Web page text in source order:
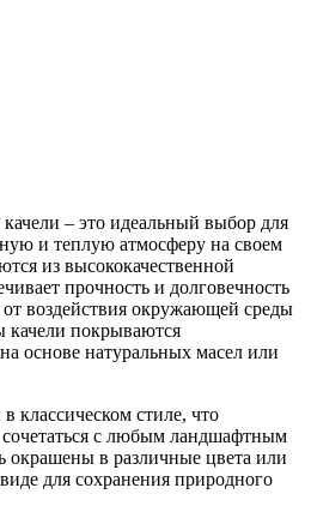
– это идеальный выбор для
и теплую атмосферу на своем
из высококачественной
прочность и долговечность
воздействия окружающей среды
качели покрываются
основе натуральных масел или
классическом стиле, что
с любым ландшафтным
окрашены в различные цвета или
для сохранения природного